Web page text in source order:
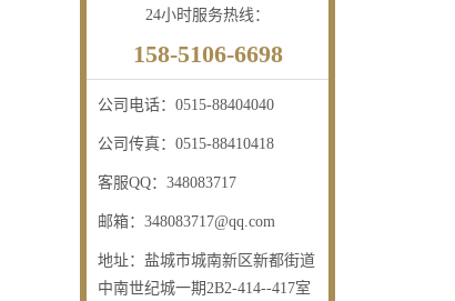
24小时服务热线：
158-5106-6698
公司电话： 0515-88404040
公司传真： 0515-88410418
客服QQ： 348083717
邮箱： 348083717@qq.com
地址： 盐城市城南新区新都街道
中南世纪城一期2B2-414--417室